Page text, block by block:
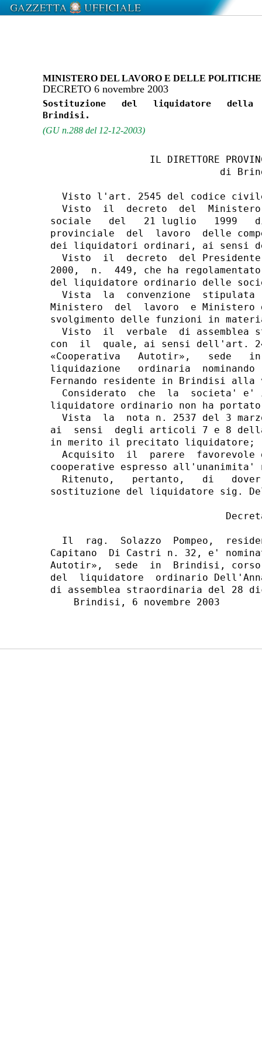
MINISTERO DEL LAVORO E DELLE
DECRETO 6 novembre 2003
Sostituzione   del   liquidatore   della
(GU n.288 del 12-12-2003)
IL DIRETTORE
di
Visto l'art. 2545 del codice
Visto  il  decreto  del
sociale   del   21 luglio   1999   di
provinciale  del  lavoro  delle
dei liquidatori ordinari, ai sensi
Visto  il  decreto  del
2000,  n.  449, che ha
del liquidatore ordinario delle
Vista  la  convenzione  stipulata
Ministero  del  lavoro  e
svolgimento delle funzioni in
Visto  il  verbale  di assemblea
con  il  quale, ai sensi dell'art.
«Cooperativa   Autotir»,   sede
liquidazione   ordinaria
Fernando residente in Brindisi alla
Considerato  che  la  societa' e'
liquidatore ordinario non ha
Vista  la  nota n. 2537 del 3
ai  sensi  degli articoli 7 e 8 della
in merito il precitato liquidatore;
Acquisito  il  parere  favorevole
cooperative espresso
Ritenuto,   pertanto,   di
sostituzione del liquidatore sig.
Il  rag.  Solazzo  Pompeo,
Capitano  Di Castri n. 32, e'
Autotir»,  sede  in  Brindisi,
del  liquidatore  ordinario
di assemblea straordinaria del 28
    Brindisi, 6 novembre 2003